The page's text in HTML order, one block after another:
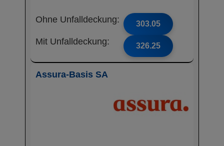
Ohne Unfalldeckung: 303.05
Mit Unfalldeckung: 326.25
Assura-Basis SA